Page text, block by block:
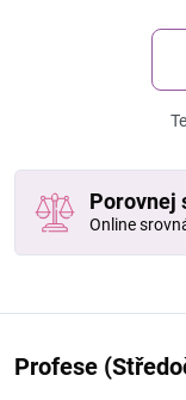
Porovnej
Online
Profese